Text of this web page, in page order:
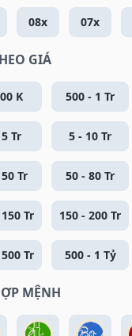
08x 07x
GIÁ
K 500 - 1 Tr
Tr 5 - 10 Tr
Tr 50 - 80 Tr
Tr 150 - 200 Tr
Tr 500 - 1 Tỷ
MỆNH